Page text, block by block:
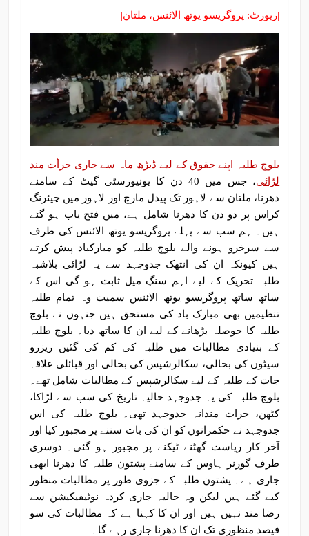
|رپورٹ: پروگریسو یوتھ الائنس، ملتان|
بلوچ طلبہ اپنے حقوق کے لیے ڈیڑھ ماہ سے جاری جرأت مند
لڑائی
، جس میں 40 دن کا یونیورسٹی گیٹ کے سامنے
دھرنا، ملتان سے لاہور تک پیدل مارچ اور لاہور میں چیئرنگ
کراس پر دو دن کا دھرنا شامل ہے، میں فتح یاب ہو گئے
ہیں۔ ہم سب سے پہلے پروگریسو یوتھ الائنس کی طرف
سے سرخرو ہونے والے بلوچ طلبہ کو مبارکباد پیش کرتے
ہیں کیونکہ ان کی انتھک جدوجہد سے یہ لڑائی بلاشبہ
طلبہ تحریک کے لیے اہم سنگِ میل ثابت ہو گی اس کے
ساتھ ساتھ پروگریسو یوتھ الائنس سمیت وہ تمام طلبہ
تنظیمیں بھی مبارک باد کی مستحق ہیں جنہوں نے بلوچ
طلبہ کا حوصلہ بڑھانے کے لیے ان کا ساتھ دیا۔ بلوچ طلبہ
کے بنیادی مطالبات میں طلبہ کی کم کی گئیں ریزرو
سیٹوں کی بحالی، سکالرشپس کی بحالی اور قبائلی علاقہ
جات کے طلبہ کے لیے سکالرشپس کے مطالبات شامل تھے۔
بلوچ طلبہ کی یہ جدوجہد حالیہ تاریخ کی سب سے لڑاکا،
کٹھن، جرات مندانہ جدوجہد تھی۔ بلوچ طلبہ کی اس
جدوجہد نے حکمرانوں کو ان کی بات سننے پر مجبور کیا اور
آخر کار ریاست گھٹنے ٹیکنے پر مجبور ہو گئی۔ دوسری
طرف گورنر ہاوس کے سامنے پشتون طلبہ کا دھرنا ابھی
جاری ہے۔ پشتون طلبہ کے جزوی طور پر مطالبات منظور
کیے گئے ہیں لیکن وہ حالیہ جاری کردہ نوٹیفیکیشن سے
رضا مند نہیں ہیں اور ان کا کہنا ہے کہ مطالبات کی سو
فیصد منظوری تک ان کا دھرنا جاری رہے گا۔